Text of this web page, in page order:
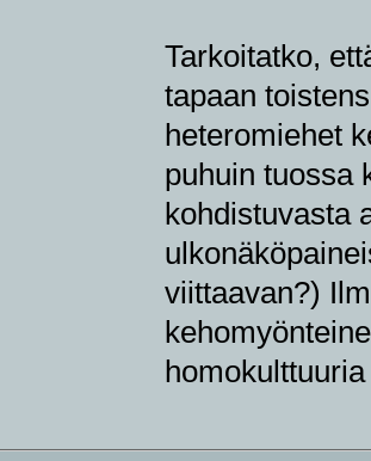
Tarkoitatko,
tapaan
heteromiehet
puhuin tuossa
kohdistuvasta
viittaavan?)